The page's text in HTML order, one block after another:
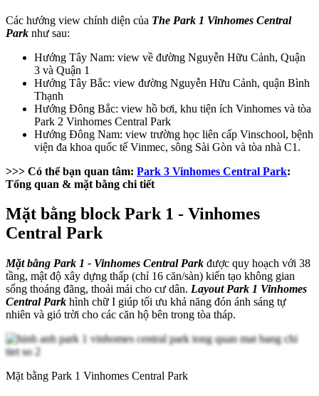
Các hướng view chính diện của The Park 1 Vinhomes Central
Park như sau:
Hướng Tây Nam: view về đường Nguyễn Hữu Cảnh, Quận
3 và Quận 1
Hướng Tây Bắc: view đường Nguyễn Hữu Cảnh, quận Bình
Thạnh
Hướng Đông Bắc: view hồ bơi, khu tiện ích Vinhomes và tòa
Park 2 Vinhomes Central Park
Hướng Đông Nam: view trường học liên cấp Vinschool, bệnh
viện đa khoa quốc tế Vinmec, sông Sài Gòn và tòa nhà C1.
>>> Có thể bạn quan tâm: Park 3 Vinhomes Central Park:
Tổng quan & mặt bằng chi tiết
Mặt bằng block Park 1 - Vinhomes
Central Park
Mặt bằng Park 1 - Vinhomes Central Park được quy hoạch với 38
tầng, mật độ xây dựng thấp (chỉ 16 căn/sàn) kiến tạo không gian
sống thoáng đãng, thoải mái cho cư dân. Layout Park 1 Vinhomes
Central Park hình chữ I giúp tối ưu khả năng đón ánh sáng tự
nhiên và gió trời cho các căn hộ bên trong tòa tháp.
Mặt bằng Park 1 Vinhomes Central Park